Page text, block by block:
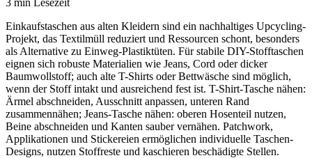
Einkaufstaschen aus alten Kleidern sind ein nachhaltiges Upcycling-
Projekt, das Textilmüll reduziert und Ressourcen schont, besonders
als Alternative zu Einweg-Plastiktüten. Für stabile DIY-Stofftaschen
eignen sich robuste Materialien wie Jeans, Cord oder dicker
Baumwollstoff; auch alte T-Shirts oder Bettwäsche sind möglich,
wenn der Stoff intakt und ausreichend fest ist. T-Shirt-Tasche nähen:
Ärmel abschneiden, Ausschnitt anpassen, unteren Rand
zusammennähen; Jeans-Tasche nähen: oberen Hosenteil nutzen,
Beine abschneiden und Kanten sauber vernähen. Patchwork,
Applikationen und Stickereien ermöglichen individuelle Taschen-
Designs, nutzen Stoffreste und kaschieren beschädigte Stellen.